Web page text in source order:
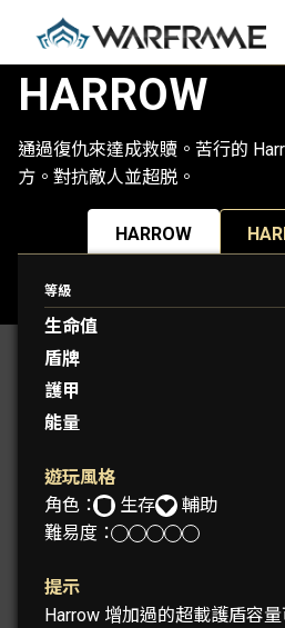
HARROW
通過復仇來達成救贖。苦行的
方。對抗敵人並超脱。
HARROW
原型 WARFRAME： 里昂
等級
生命值
盾牌
護甲
能量
遊玩風格
角色：
生存
輔助
難易度：
提示
Harrow 增加過的超載護盾容